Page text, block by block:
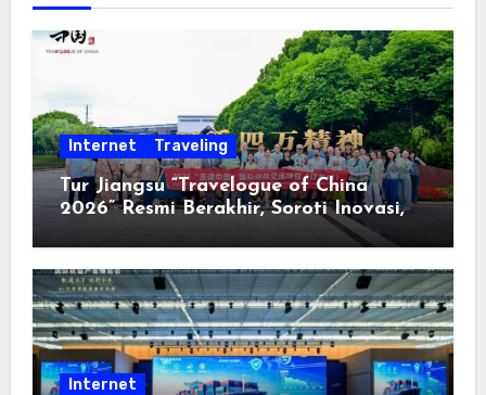
Internet Traveling
Tur Jiangsu “Travelogue of China
2026” Resmi Berakhir, Soroti Inovasi,
Keterbukaan, dan Pembangunan
Internet